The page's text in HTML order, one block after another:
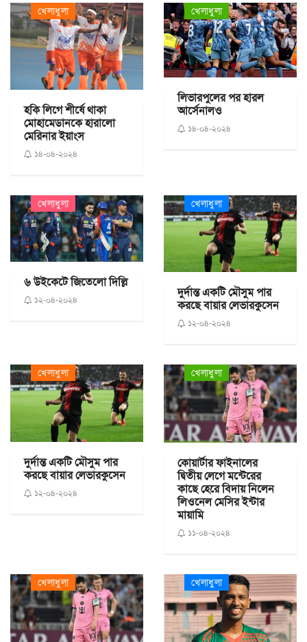
খেলাধুলা
হকি লিগে শীর্ষে থাকা
মোহামেডানকে হারালো
মেরিনার ইয়াংস
১৪-০৪-২০২৪
খেলাধুলা
লিভারপুলের পর হারল
আর্সেনালও
১৪-০৪-২০২৪
খেলাধুলা
৬ উইকেটে জিতেলো দিল্লি
১২-০৪-২০২৪
খেলাধুলা
দুর্দান্ত একটি মৌসুম পার
করছে বায়ার লেভারকুসেন
১২-০৪-২০২৪
খেলাধুলা
দুর্দান্ত একটি মৌসুম পার
করছে বায়ার লেভারকুসেন
১২-০৪-২০২৪
খেলাধুলা
কোয়ার্টার ফাইনালের
দ্বিতীয় লেগে মন্টেরের
কাছে হেরে বিদায় নিলেন
লিওনেল মেসির ইন্টার
মায়ামি
১১-০৪-২০২৪
খেলাধুলা খেলাধুলা